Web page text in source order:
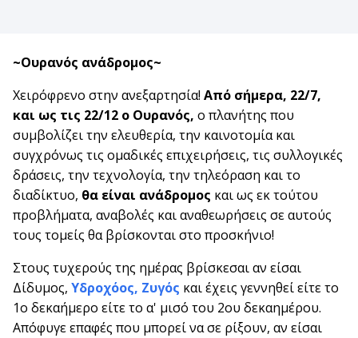
~Ουρανός ανάδρομος~
Χειρόφρενο στην ανεξαρτησία! Από σήμερα, 22/7,
και ως τις 22/12 ο Ουρανός, ο πλανήτης που
συμβολίζει την ελευθερία, την καινοτομία και
συγχρόνως τις ομαδικές επιχειρήσεις, τις συλλογικές
δράσεις, την τεχνολογία, την τηλεόραση και το
διαδίκτυο, θα είναι ανάδρομος και ως εκ τούτου
προβλήματα, αναβολές και αναθεωρήσεις σε αυτούς
τους τομείς θα βρίσκονται στο προσκήνιο!
Στους τυχερούς της ημέρας βρίσκεσαι αν είσαι
Δίδυμος, Υδροχόος, Ζυγός και έχεις γεννηθεί είτε το
1ο δεκαήμερο είτε το α' μισό του 2ου δεκαημέρου.
Απόφυγε επαφές που μπορεί να σε ρίξουν, αν είσαι